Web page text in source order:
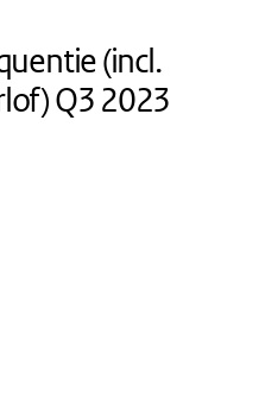
(incl.
Q3 2023